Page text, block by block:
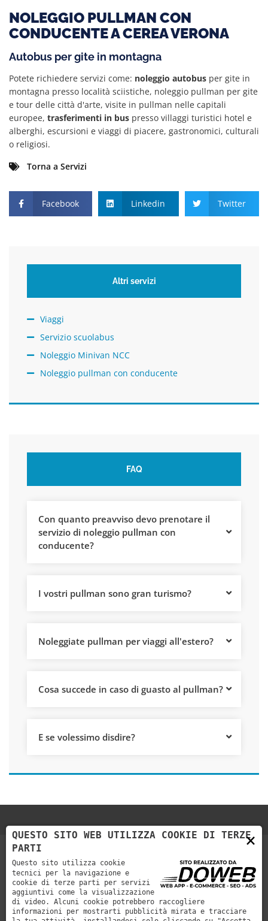
NOLEGGIO PULLMAN CON
CONDUCENTE A CEREA VERONA
Autobus per gite in montagna
Potete richiedere servizi come: noleggio autobus per gite in
montagna presso località sciistiche, noleggio pullman per gite
e tour delle città d'arte, visite in pullman nelle capitali
europee, trasferimenti in bus presso villaggi turistici hotel e
alberghi, escursioni e viaggi di piacere, gastronomici, culturali
o religiosi.
Torna a Servizi
Facebook Linkedin Twitter
Altri servizi
Viaggi
Servizio scuolabus
Noleggio Minivan NCC
Noleggio pullman con conducente
FAQ
Con quanto preavviso devo prenotare il
servizio di noleggio pullman con
conducente?
I vostri pullman sono gran turismo?
Noleggiate pullman per viaggi all'estero?
Cosa succede in caso di guasto al pullman?
E se volessimo disdire?
×
QUESTO SITO WEB UTILIZZA COOKIE DI TERZE
PARTI
Questo sito utilizza cookie
tecnici per la navigazione e
cookie di terze parti per servizi
aggiuntivi come la visualizzazione
di video. Alcuni cookie potrebbero raccogliere
informazioni per mostrarti pubblicità mirata e tracciare